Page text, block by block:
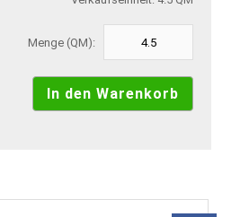
Menge (QM):